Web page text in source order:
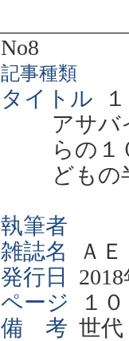
No8
記事種類
タイトル
アサ
らの
どもの
執筆者
雑誌名
Ａ
発行日
2018
ページ
１
備 考 世